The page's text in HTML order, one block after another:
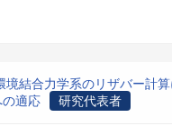
境結合力学系のリザバー計
の適応
研究代表者